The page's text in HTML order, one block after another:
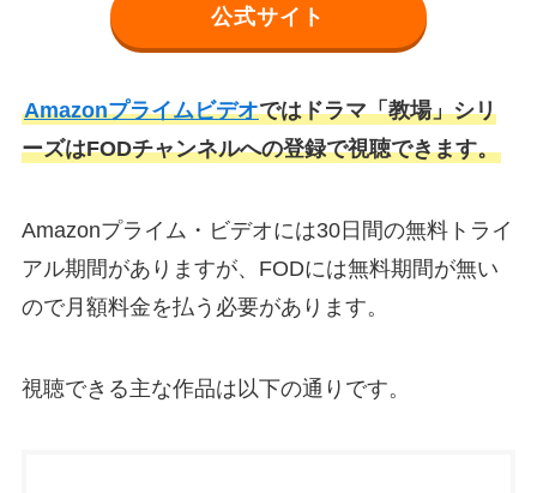
公式サイト
Amazonプライムビデオではドラマ「教場」シリ
ーズはFODチャンネルへの登録で視聴できます。
Amazonプライム・ビデオには30日間の無料トライ
アル期間がありますが、FODには無料期間が無い
ので月額料金を払う必要があります。
視聴できる主な作品は以下の通りです。